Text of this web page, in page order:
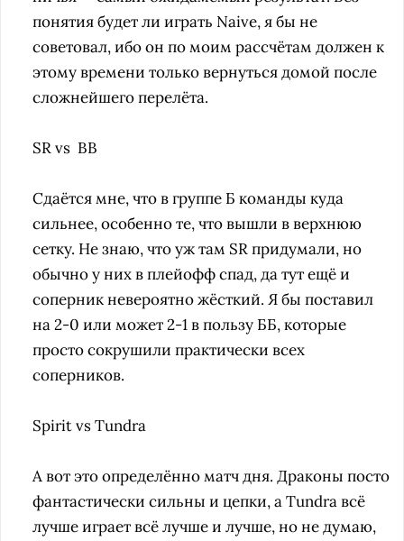
понятия будет ли играть Naive, я бы не
советовал, ибо он по моим рассчётам должен к
этому времени только вернуться домой после
сложнейшего перелёта.
SR vs BB
Сдаётся мне, что в группе Б команды куда
сильнее, особенно те, что вышли в верхнюю
сетку. Не знаю, что уж там SR придумали, но
обычно у них в плейофф спад, да тут ещё и
соперник невероятно жёсткий. Я бы поставил
на 2-0 или может 2-1 в пользу ББ, которые
просто сокрушили практически всех
соперников.
Spirit vs Tundra
А вот это определённо матч дня. Драконы посто
фантастически сильны и цепки, а Tundra всё
лучше играет всё лучше и лучше, но не думаю,